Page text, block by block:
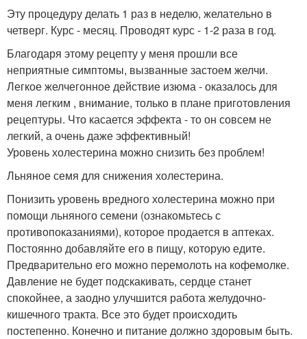
Эту процедуру делать 1 раз в неделю, желательно в
четверг. Курс - месяц. Проводят курс - 1-2 раза в год.
Благодаря этому рецепту у меня прошли все
неприятные симптомы, вызванные застоем желчи.
Легкое желчегонное действие изюма - оказалось для
меня легким , внимание, только в плане приготовления
рецептуры. Что касается эффекта - то он совсем не
легкий, а очень даже эффективный!
Уровень холестерина можно снизить без проблем!
Льняное семя для снижения холестерина.
Понизить уровень вредного холестерина можно при
помощи льняного семени (ознакомьтесь с
противопоказаниями), которое продается в аптеках.
Постоянно добавляйте его в пищу, которую едите.
Предварительно его можно перемолоть на кофемолке.
Давление не будет подскакивать, сердце станет
спокойнее, а заодно улучшится работа желудочно-
кишечного тракта. Все это будет происходить
постепенно. Конечно и питание должно здоровым быть.